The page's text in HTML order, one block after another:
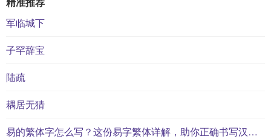
军临城下
子罕辞宝
陆疏
耦居无猜
易的繁体字怎么写？这份易字繁体详解，助你正确书写汉字_汉字繁体学习